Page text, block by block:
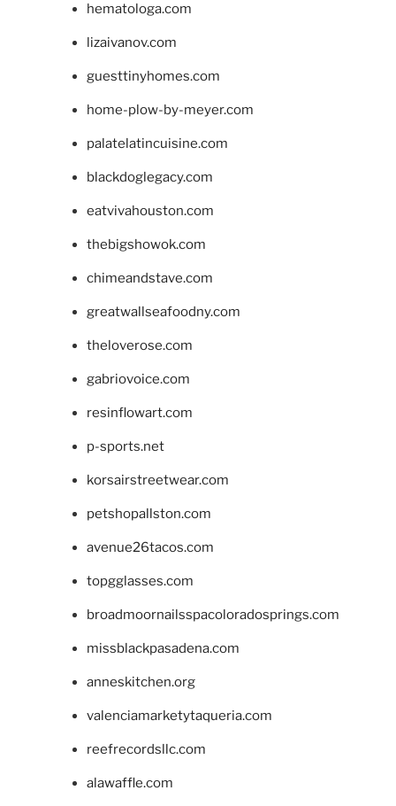
hematologa.com
lizaivanov.com
guesttinyhomes.com
home-plow-by-meyer.com
palatelatincuisine.com
blackdoglegacy.com
eatvivahouston.com
thebigshowok.com
chimeandstave.com
greatwallseafoodny.com
theloverose.com
gabriovoice.com
resinflowart.com
p-sports.net
korsairstreetwear.com
petshopallston.com
avenue26tacos.com
topgglasses.com
broadmoornailsspacoloradosprings.com
missblackpasadena.com
anneskitchen.org
valenciamarketytaqueria.com
reefrecordsllc.com
alawaffle.com